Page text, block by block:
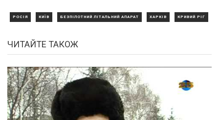
РОСІЯ КИЇВ БЕЗПІЛОТНИЙ ЛІТАЛЬНИЙ АПАРАТ ХАРКІВ КРИВИЙ РІГ
ЧИТАЙТЕ ТАКОЖ